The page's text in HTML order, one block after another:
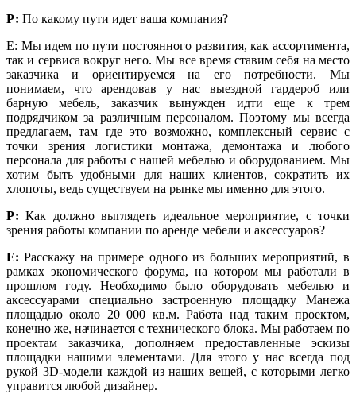
Р: По какому пути идет ваша компания?
Е: Мы идем по пути постоянного развития, как ассортимента,
так и сервиса вокруг него. Мы все время ставим себя на место
заказчика и ориентируемся на его потребности. Мы
понимаем, что арендовав у нас выездной гардероб или
барную мебель, заказчик вынужден идти еще к трем
подрядчиком за различным персоналом. Поэтому мы всегда
предлагаем, там где это возможно, комплексный сервис с
точки зрения логистики монтажа, демонтажа и любого
персонала для работы с нашей мебелью и оборудованием. Мы
хотим быть удобными для наших клиентов, сократить их
хлопоты, ведь существуем на рынке мы именно для этого.
Р: Как должно выглядеть идеальное мероприятие, с точки
зрения работы компании по аренде мебели и аксессуаров?
Е: Расскажу на примере одного из больших мероприятий, в
рамках экономического форума, на котором мы работали в
прошлом году. Необходимо было оборудовать мебелью и
аксессуарами специально застроенную площадку Манежа
площадью около 20 000 кв.м. Работа над таким проектом,
конечно же, начинается с технического блока. Мы работаем по
проектам заказчика, дополняем предоставленные эскизы
площадки нашими элементами. Для этого у нас всегда под
рукой 3D-модели каждой из наших вещей, с которыми легко
управится любой дизайнер.